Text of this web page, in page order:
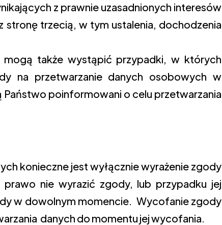
z prawnie uzasadnionych interesów
stronę trzecią, w tym ustalenia, dochodzenia
mogą także wystąpić przypadki, w których
na przetwarzanie danych osobowych w
poinformowani o celu przetwarzania
konieczne jest wyłącznie wyrażenie zgody
nie wyrazić zgody, lub przypadku jej
w dowolnym momencie. Wycofanie zgody
danych do momentu jej wycofania.